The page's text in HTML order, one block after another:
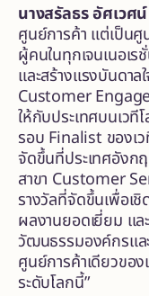
นางสรัลธร อัศเวศน์
ศูนย์การค้า แต่เป็น
ผู้คนในทุกเจนเนอเ
และสร้างแรงบันดาล
Customer
ให้กับประเทศบนเวที
รอบ Finalist ของเว
จัดขึ้นที่ประเทศอัง
สาขา Customer
รางวัลที่จัดขึ้นเพื่อเ
ผลงานยอดเยี่ยม แล
วัฒนธรรมองค์กรแล
ศูนย์การค้าเดียวของ
ระดับโลกนี้”